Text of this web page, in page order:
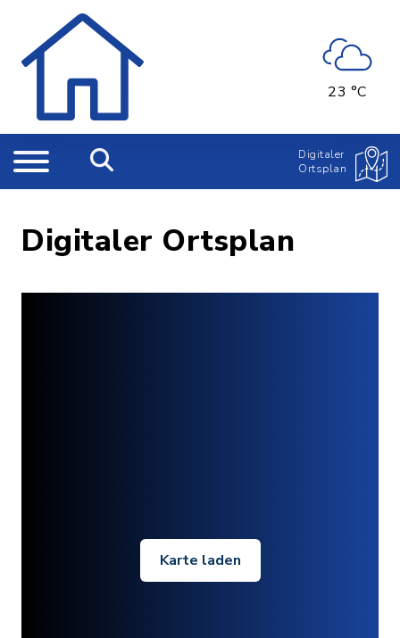
23 °C
Digitaler
Ortsplan
Digitaler Ortsplan
Karte laden